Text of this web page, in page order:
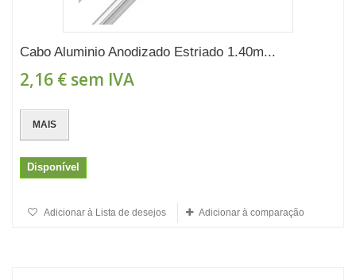
Cabo Aluminio Anodizado Estriado 1.40m...
2,16 € sem IVA
MAIS
Disponível
Adicionar à Lista de desejos Adicionar à comparação